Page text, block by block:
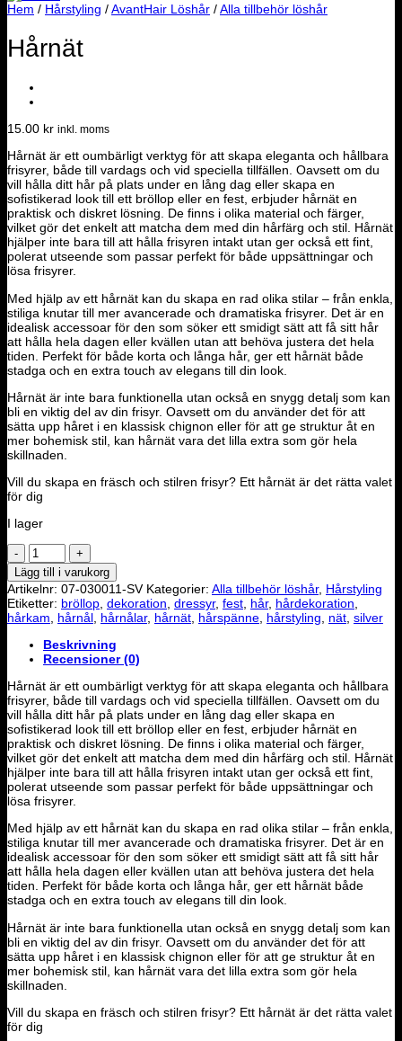
Hem / Hårstyling /AvantHair Löshår /Alla tillbehör löshår
Hårnät
15.00 kr inkl. moms
Hårnät är ett oumbärligt verktyg för att skapa eleganta och hållbara
frisyrer, både till vardags och vid speciella tillfällen. Oavsett om du
vill hålla ditt hår på plats under en lång dag eller skapa en
sofistikerad look till ett bröllop eller en fest, erbjuder hårnät en
praktisk och diskret lösning. De finns i olika material och färger,
vilket gör det enkelt att matcha dem med din hårfärg och stil. Hårnät
hjälper inte bara till att hålla frisyren intakt utan ger också ett fint,
polerat utseende som passar perfekt för både uppsättningar och
lösa frisyrer.
Med hjälp av ett hårnät kan du skapa en rad olika stilar – från enkla,
stiliga knutar till mer avancerade och dramatiska frisyrer. Det är en
idealisk accessoar för den som söker ett smidigt sätt att få sitt hår
att hålla hela dagen eller kvällen utan att behöva justera det hela
tiden. Perfekt för både korta och långa hår, ger ett hårnät både
stadga och en extra touch av elegans till din look.
Hårnät är inte bara funktionella utan också en snygg detalj som kan
bli en viktig del av din frisyr. Oavsett om du använder det för att
sätta upp håret i en klassisk chignon eller för att ge struktur åt en
mer bohemisk stil, kan hårnät vara det lilla extra som gör hela
skillnaden.
Vill du skapa en fräsch och stilren frisyr? Ett hårnät är det rätta valet
för dig
I lager
Hårnät
mängd
Lägg till i varukorg
Artikelnr: 07-030011-SV Kategorier: Alla tillbehör löshår, Hårstyling
Etiketter: bröllop dekoration dressyr, fest hår, hårdekoration
hårkam
hårnål hårnålar, hårnät hårspänne hårstyling nät silver
Beskrivning
Recensioner (0)
Hårnät är ett oumbärligt verktyg för att skapa eleganta och hållbara
frisyrer, både till vardags och vid speciella tillfällen. Oavsett om du
vill hålla ditt hår på plats under en lång dag eller skapa en
sofistikerad look till ett bröllop eller en fest, erbjuder hårnät en
praktisk och diskret lösning. De finns i olika material och färger,
vilket gör det enkelt att matcha dem med din hårfärg och stil. Hårnät
hjälper inte bara till att hålla frisyren intakt utan ger också ett fint,
polerat utseende som passar perfekt för både uppsättningar och
lösa frisyrer.
Med hjälp av ett hårnät kan du skapa en rad olika stilar – från enkla,
stiliga knutar till mer avancerade och dramatiska frisyrer. Det är en
idealisk accessoar för den som söker ett smidigt sätt att få sitt hår
att hålla hela dagen eller kvällen utan att behöva justera det hela
tiden. Perfekt för både korta och långa hår, ger ett hårnät både
stadga och en extra touch av elegans till din look.
Hårnät är inte bara funktionella utan också en snygg detalj som kan
bli en viktig del av din frisyr. Oavsett om du använder det för att
sätta upp håret i en klassisk chignon eller för att ge struktur åt en
mer bohemisk stil, kan hårnät vara det lilla extra som gör hela
skillnaden.
Vill du skapa en fräsch och stilren frisyr? Ett hårnät är det rätta valet
för dig